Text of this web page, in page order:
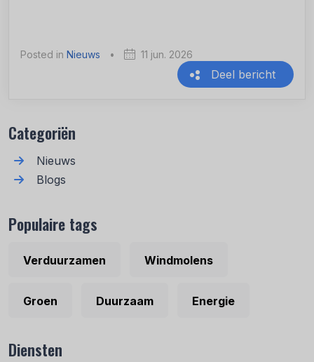
Posted in Nieuws • 11 jun. 2026
Deel bericht
Categoriën
Nieuws
Blogs
Populaire tags
Verduurzamen Windmolens
Groen Duurzaam Energie
Diensten